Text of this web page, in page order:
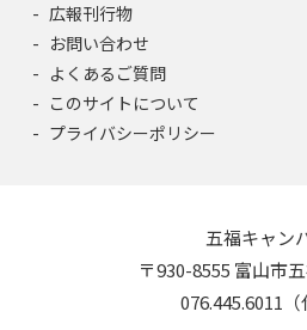
広報刊行物
お問い合わせ
よくあるご質問
このサイトについて
プライバシーポリシー
五福キャン
〒930-8555 富山市
076.445.6011（